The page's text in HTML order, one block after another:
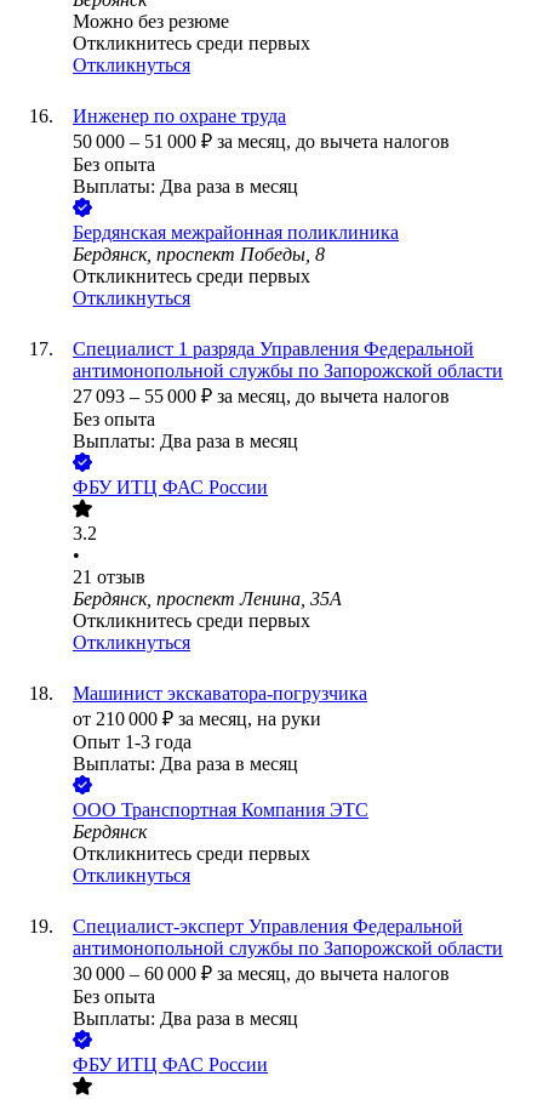
Можно без резюме
Откликнитесь среди первых
Откликнуться
Инженер по охране труда
50 000 – 51 000 ₽ за месяц, до вычета налогов
Без опыта
Выплаты: Два раза в месяц
Бердянская межрайонная поликлиника
Бердянск, проспект Победы, 8
Откликнитесь среди первых
Откликнуться
Специалист 1 разряда Управления Федеральной
антимонопольной службы по Запорожской области
27 093 – 55 000 ₽ за месяц, до вычета налогов
Без опыта
Выплаты: Два раза в месяц
ФБУ ИТЦ ФАС России
3.2
•
21 отзыв
Бердянск, проспект Ленина, 35А
Откликнитесь среди первых
Откликнуться
Машинист экскаватора-погрузчика
от 210 000 ₽ за месяц, на руки
Опыт 1-3 года
Выплаты: Два раза в месяц
ООО Транспортная Компания ЭТС
Бердянск
Откликнитесь среди первых
Откликнуться
Специалист-эксперт Управления Федеральной
антимонопольной службы по Запорожской области
30 000 – 60 000 ₽ за месяц, до вычета налогов
Без опыта
Выплаты: Два раза в месяц
ФБУ ИТЦ ФАС России